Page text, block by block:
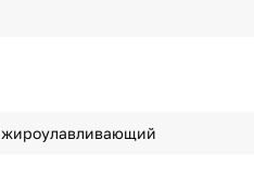
жироулавливающий